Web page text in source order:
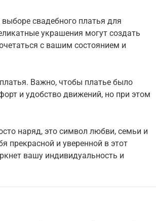
свадебного платья для
украшения могут создать
с вашим состоянием и
Важно, чтобы платье было
и удобство движений, но при этом
наряд, это символ любви, семьи и
прекрасной и уверенной в этот
вашу индивидуальность и